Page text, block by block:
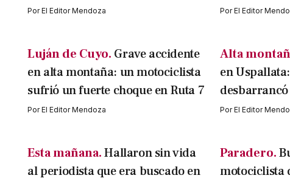
PorEl Editor Mendoza PorEl Editor
Luján de Cuyo. Grave accidente
en alta montaña: un motociclista
sufrió un fuerte choque en Ruta 7
PorEl Editor Mendoza
Alta
en
PorEl Editor
Esta mañana. Hallaron sin vida
al periodista que era buscado en
Paradero.
motociclista